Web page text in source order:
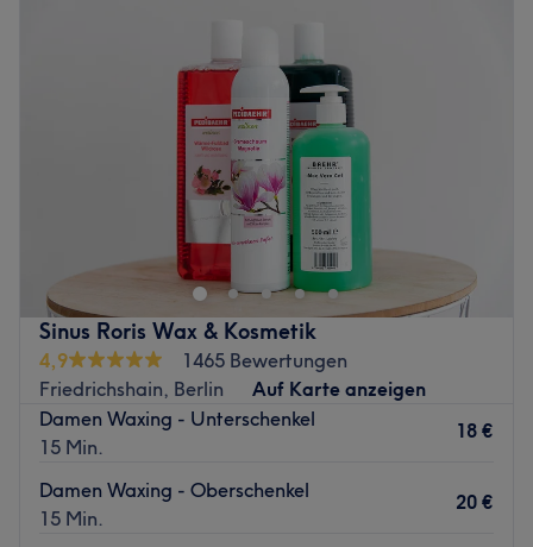
Sinus Roris Wax & Kosmetik
4,9
1465 Bewertungen
Friedrichshain, Berlin
Auf Karte anzeigen
Damen Waxing - Unterschenkel
15 Min.
18 €
Damen Waxing - Oberschenkel
15 Min.
20 €